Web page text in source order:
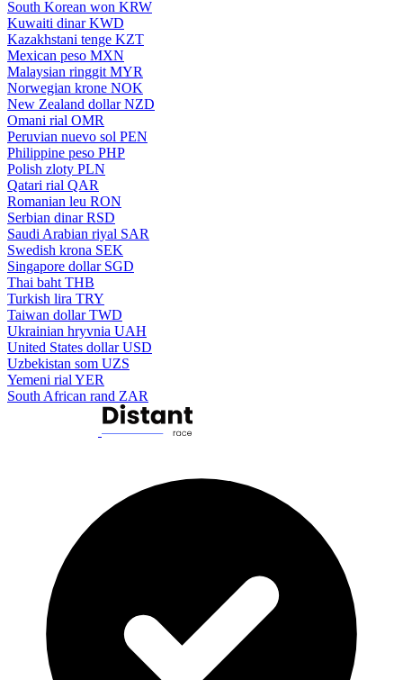
South Korean won KRW
Kuwaiti dinar KWD
Kazakhstani tenge KZT
Mexican peso MXN
Malaysian ringgit MYR
Norwegian krone NOK
New Zealand dollar NZD
Omani rial OMR
Peruvian nuevo sol PEN
Philippine peso PHP
Polish zloty PLN
Qatari rial QAR
Romanian leu RON
Serbian dinar RSD
Saudi Arabian riyal SAR
Swedish krona SEK
Singapore dollar SGD
Thai baht THB
Turkish lira TRY
Taiwan dollar TWD
Ukrainian hryvnia UAH
United States dollar USD
Uzbekistan som UZS
Yemeni rial YER
South African rand ZAR